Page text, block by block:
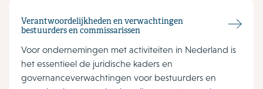
Verantwoordelijkheden en verwachtingen
bestuurders en commissarissen
Voor ondernemingen met activiteiten in Nederland is
het essentieel de juridische kaders en
governanceverwachtingen voor bestuurders en